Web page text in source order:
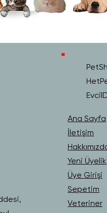
Ana Sayfa
İletişim
Yeni Üyelik
Üye Girişi
Sepetim
Veteriner